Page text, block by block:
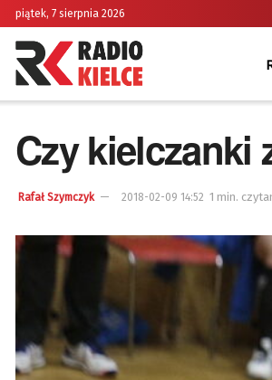
piątek, 7 sierpnia 2026
Czy kielczanki
Rafał Szymczyk 2018-02-09 14:52 1 min.